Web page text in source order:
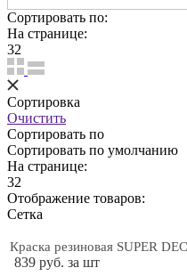
Сортировать по:
На странице:
32
Сортировка
Очистить
Сортировать по
Сортировать по умолчанию
На странице:
32
Отображение товаров:
Cетка
Краска резиновая SUPER
839 руб. за шт